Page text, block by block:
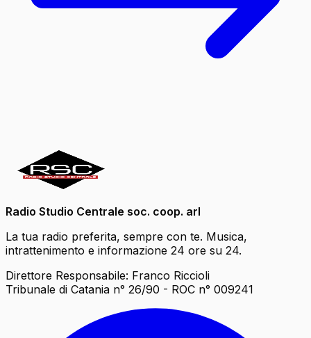
Radio Studio Centrale soc. coop. arl
La tua radio preferita, sempre con te. Musica,
intrattenimento e informazione 24 ore su 24.
Direttore Responsabile: Franco Riccioli
Tribunale di Catania n° 26/90 - ROC n° 009241